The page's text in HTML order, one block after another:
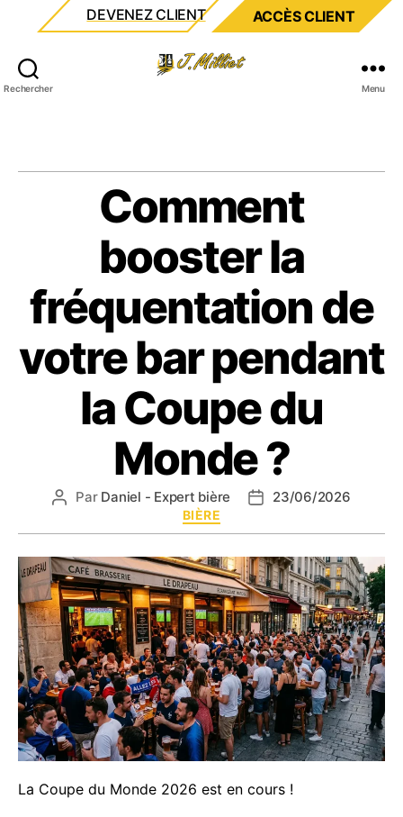
DEVENEZ CLIENT ACCÈS CLIENT
Rechercher Menu
Comment
booster la
fréquentation de
votre bar pendant
la Coupe du
Monde ?
Auteur
l’article
Par Daniel - Expert bière
Date
l’article
23/06/2026
Catégories
BIÈRE
La Coupe du Monde 2026 est en cours !